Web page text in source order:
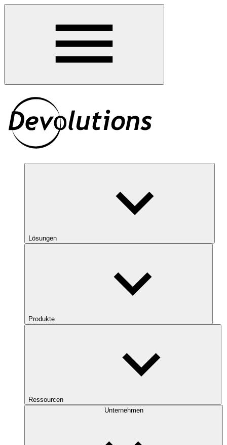
Lösungen
Produkte
Ressourcen
Unternehmen